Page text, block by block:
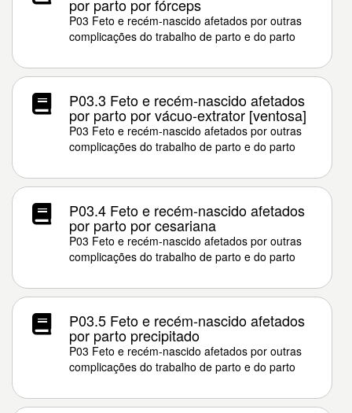
por parto por fórceps
P03 Feto e recém-nascido afetados por outras
complicações do trabalho de parto e do parto
P03.3 Feto e recém-nascido afetados
por parto por vácuo-extrator [ventosa]
P03 Feto e recém-nascido afetados por outras
complicações do trabalho de parto e do parto
P03.4 Feto e recém-nascido afetados
por parto por cesariana
P03 Feto e recém-nascido afetados por outras
complicações do trabalho de parto e do parto
P03.5 Feto e recém-nascido afetados
por parto precipitado
P03 Feto e recém-nascido afetados por outras
complicações do trabalho de parto e do parto